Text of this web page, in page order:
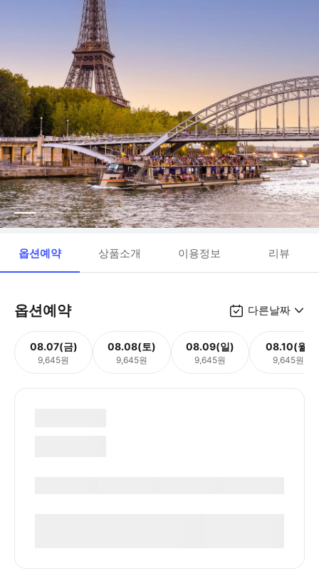
옵션예약 상품소개 이용정보 리뷰
옵션예약 다른날짜
08.07(금)
9,645원
08.08(토)
9,645원
08.09(일)
9,645원
08.10(월)
9,645원